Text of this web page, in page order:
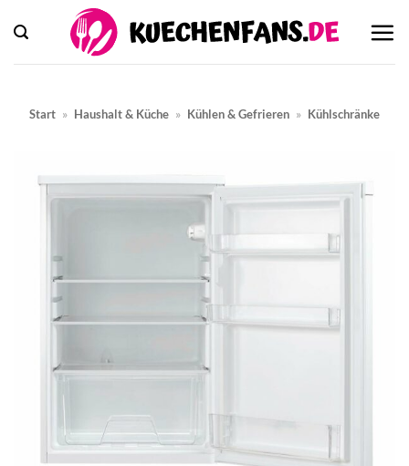
Inhalt
springen
Start » Haushalt & Küche » Kühlen & Gefrieren » Kühlschränke